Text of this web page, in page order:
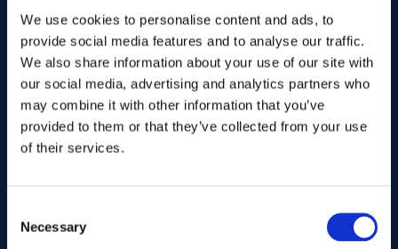
We use cookies to personalise content and ads, to
provide social media features and to analyse our traffic.
We also share information about your use of our site with
our social media, advertising and analytics partners who
may combine it with other information that you’ve
provided to them or that they’ve collected from your use
of their services.
Selection
Necessary